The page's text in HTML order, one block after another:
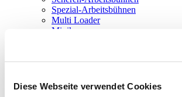
Diese Webseite verwendet Cookies
Spezial-Arbeitsbühnen
Multi Loader
Minikrane
Reparatur
News